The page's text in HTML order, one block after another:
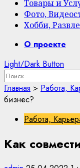
Товары и
Фото,
Хобби,
PrimaryО проекте
Light/Dark Button
Найти:
Главная > Работа,
бизнес?
Работа,
Как